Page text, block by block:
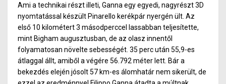
Ami a technikai részt illeti, Ganna egy egyedi, nagyrészt 3D
nyomtatással készült Pinarello kerékpár nyergén ült. Az
első 10 kilométert 3 másodperccel lassabban teljesítette,
mint Bigham augusztusban, de az olasz innentől
folyamatosan növelte sebességét. 35 perc után 55,9-es
átlaggal állt, amiből a végére 56.792 méter lett. Bár a
bekezdés elején jósolt 57 km-es álomhatár nem sikerült, de